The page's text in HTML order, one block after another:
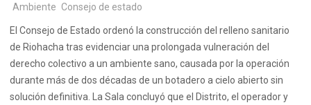
Ambiente Consejo de estado
El Consejo de Estado ordenó la construcción del relleno sanitario
de Riohacha tras evidenciar una prolongada vulneración del
derecho colectivo a un ambiente sano, causada por la operación
durante más de dos décadas de un botadero a cielo abierto sin
solución definitiva. La Sala concluyó que el Distrito, el operador y